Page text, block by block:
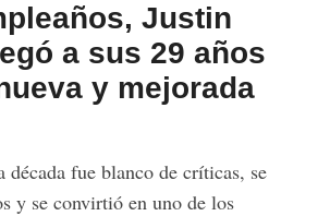
Justin
a sus 29 años
y mejorada
fue blanco de críticas, se
y se convirtió en uno de los